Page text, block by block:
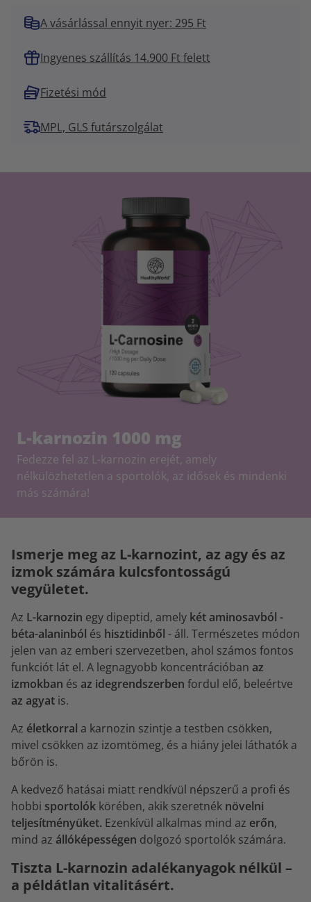
A vásárlással ennyit nyer: 295 Ft
Ingyenes szállítás 14.900 Ft felett
Fizetési mód
MPL, GLS futárszolgálat
L-karnozin 1000 mg
Fedezze fel az L-karnozin erejét, amely
nélkülözhetetlen a sportolók, az idősek és mindenki
más számára!
Ismerje meg az L-karnozint, az agy és az
izmok számára kulcsfontosságú
vegyületet.
Az L-karnozin egy dipeptid, amely két aminosavból -
béta-alaninból és hisztidinből - áll. Természetes módon
jelen van az emberi szervezetben, ahol számos fontos
funkciót lát el. A legnagyobb koncentrációban az
izmokban és az idegrendszerben fordul elő, beleértve
az agyat is.
Az életkorral a karnozin szintje a testben csökken,
mivel csökken az izomtömeg, és a hiány jelei láthatók a
bőrön is.
A kedvező hatásai miatt rendkívül népszerű a profi és
hobbi sportolók körében, akik szeretnék növelni
teljesítményüket. Ezenkívül alkalmas mind az erőn,
mind az állóképességen dolgozó sportolók számára.
Tiszta L-karnozin adalékanyagok nélkül –
a példátlan vitalitásért.